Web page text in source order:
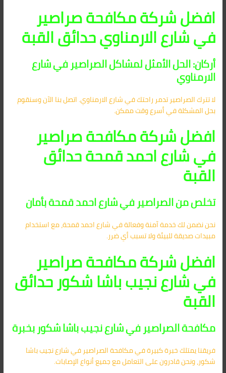
افضل شركة مكافحة صراصير
في شارع الارمناوي حدائق القبة
أركان: الحل الأمثل لمشاكل الصراصير في شارع
الارمناوي
لا تترك الصراصير تدمر راحتك في شارع الارمناوي. اتصل بنا الآن وسنقوم
بحل المشكلة في أسرع وقت ممكن.
افضل شركة مكافحة صراصير
في شارع احمد قمحة حدائق
القبة
تخلص من الصراصير في شارع احمد قمحة بأمان
نحن نضمن لك خدمة آمنة وفعالة في شارع احمد قمحة، مع استخدام
مبيدات صديقة للبيئة ولا تسبب أي ضرر.
افضل شركة مكافحة صراصير
في شارع نجيب باشا شكور حدائق
القبة
مكافحة الصراصير في شارع نجيب باشا شكور بخبرة
فريقنا يمتلك خبرة كبيرة في مكافحة الصراصير في شارع نجيب باشا
شكور، ونحن قادرون على التعامل مع جميع أنواع الإصابات.